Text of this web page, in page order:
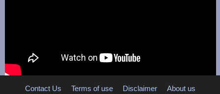
Contact Us Terms of use Disclaimer About us